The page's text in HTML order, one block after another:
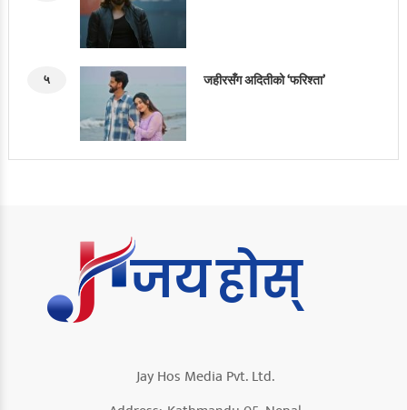
५ जहीरसँग अदितीको ‘फरिश्ता’
Jay Hos Media Pvt. Ltd.